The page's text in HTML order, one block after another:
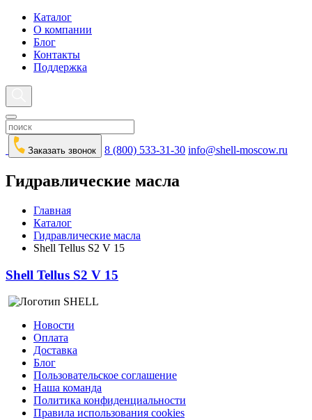
Каталог
О компании
Блог
Контакты
Поддержка
Заказать звонок 8 (800) 533-31-30 info@shell-moscow.ru
Гидравлические масла
Главная
Каталог
Гидравлические масла
Shell Tellus S2 V 15
Shell Tellus S2 V 15
Новости
Оплата
Доставка
Блог
Пользовательское соглашение
Наша команда
Политика конфиденциальности
Правила использования cookies